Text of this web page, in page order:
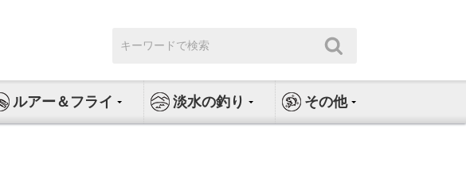
索:
ルアー＆フライ 淡水の釣り その他